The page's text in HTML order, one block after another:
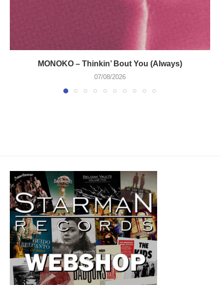
MONOKO – Thinkin’ Bout You (Always)
07/08/2026